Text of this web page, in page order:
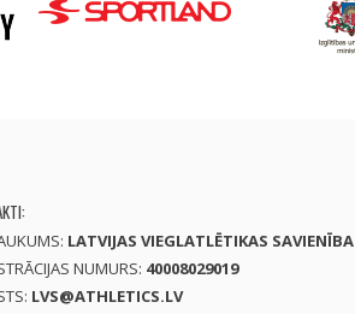
LATVIJAS VIEGLATLĒTIKAS SAVIENĪBA
NUMURS: 40008029019
LVS@ATHLETICS.LV